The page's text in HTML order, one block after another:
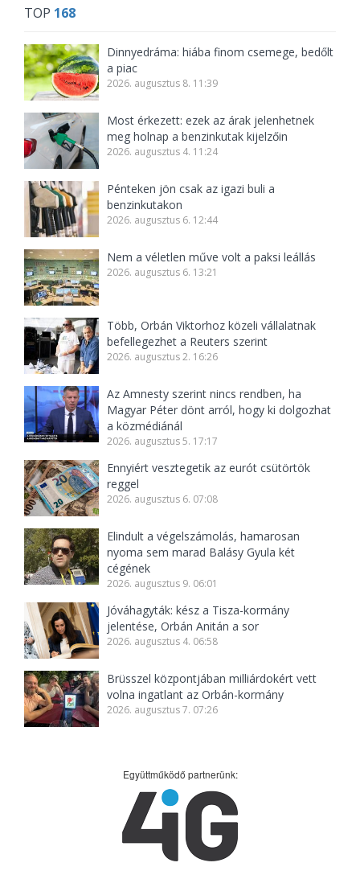
TOP 168
Dinnyedráma: hiába finom csemege, bedőlt
a piac
2026. augusztus 8. 11:39
Most érkezett: ezek az árak jelenhetnek
meg holnap a benzinkutak kijelzőin
2026. augusztus 4. 11:24
Pénteken jön csak az igazi buli a
benzinkutakon
2026. augusztus 6. 12:44
Nem a véletlen műve volt a paksi leállás
2026. augusztus 6. 13:21
Több, Orbán Viktorhoz közeli vállalatnak
befellegezhet a Reuters szerint
2026. augusztus 2. 16:26
Az Amnesty szerint nincs rendben, ha
Magyar Péter dönt arról, hogy ki dolgozhat
a közmédiánál
2026. augusztus 5. 17:17
Ennyiért vesztegetik az eurót csütörtök
reggel
2026. augusztus 6. 07:08
Elindult a végelszámolás, hamarosan
nyoma sem marad Balásy Gyula két
cégének
2026. augusztus 9. 06:01
Jóváhagyták: kész a Tisza-kormány
jelentése, Orbán Anitán a sor
2026. augusztus 4. 06:58
Brüsszel központjában milliárdokért vett
volna ingatlant az Orbán-kormány
2026. augusztus 7. 07:26
Együttműködő partnerünk: